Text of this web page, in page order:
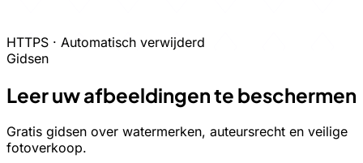
HTTPS · Automatisch verwijderd
Gidsen
Leer uw afbeeldingen te beschermen
Gratis gidsen over watermerken, auteursrecht en veilige
fotoverkoop.